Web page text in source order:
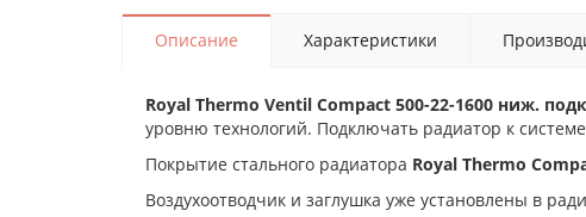
Описание Характеристики
Royal Thermo Ventil Compact 500-22-1600 ниж.
уровню технологий. Подключать радиатор к
Покрытие стального радиатора Royal Thermo
Воздухоотводчик и заглушка уже установлены в